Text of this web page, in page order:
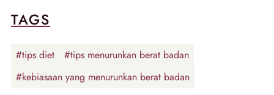
TAGS
#tips diet
#tips menurunkan berat badan
#kebiasaan yang menurunkan berat badan